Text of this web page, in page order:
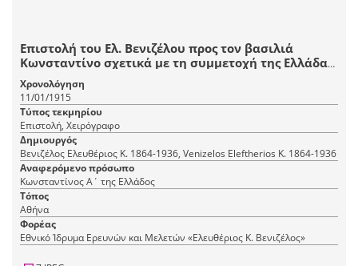
Επιστολή του Ελ. Βενιζέλου προς τον βασιλιά
Κωνσταντίνο σχετικά με τη συμμετοχή της Ελλάδας
στον Μεγάλο Πόλεμο στο πλευρό της Αντάντ.
Χρονολόγηση
11/01/1915
Τύπος τεκμηρίου
Επιστολή, Χειρόγραφο
Δημιουργός
Βενιζέλος Ελευθέριος Κ. 1864-1936, Venizelos Eleftherios K. 1864-1936
Αναφερόμενο πρόσωπο
Κωνσταντίνος Α΄ της Ελλάδος
Τόπος
Αθήνα
Φορέας
Εθνικό Ίδρυμα Ερευνών και Μελετών «Ελευθέριος Κ. Βενιζέλος»